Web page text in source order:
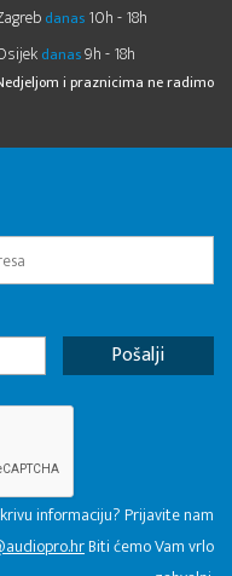
danas 10h - 18h
danas9h - 18h
i praznicima ne radimo
informaciju? Prijavite nam
Biti ćemo Vam vrlo